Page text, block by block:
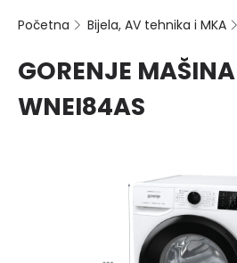
Početna Bijela, AV tehnika i MKA
GORENJE
WNEI84AS